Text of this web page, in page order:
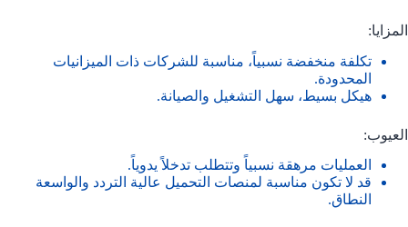
المزايا:
تكلفة منخفضة نسبياً، مناسبة للشركات ذات الميزانيات
المحدودة.
هيكل بسيط، سهل التشغيل والصيانة.
العيوب:
العمليات مرهقة نسبياً وتتطلب تدخلاً يدوياً.
قد لا تكون مناسبة لمنصات التحميل عالية التردد والواسعة
النطاق.